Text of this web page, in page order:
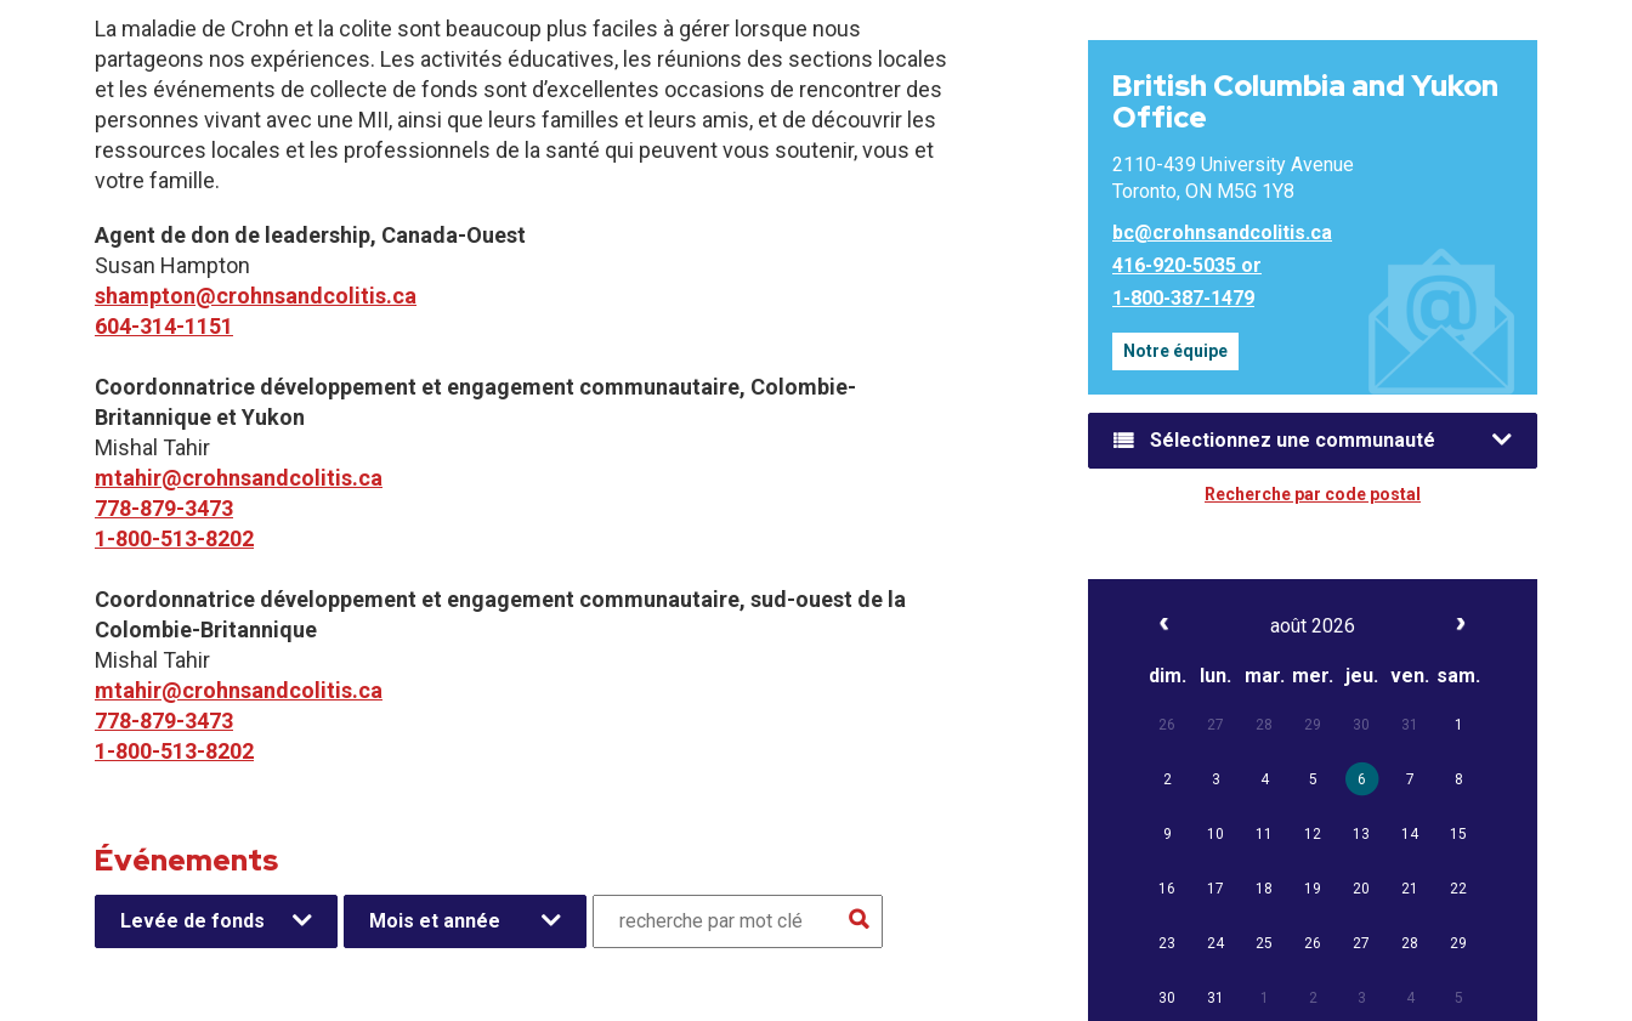
La maladie de Crohn et la colite sont beaucoup plus faciles à gérer lorsque nous
partageons nos expériences. Les activités éducatives, les réunions des sections locales
et les événements de collecte de fonds sont d’excellentes occasions de rencontrer des
personnes vivant avec une MII, ainsi que leurs familles et leurs amis, et de découvrir les
ressources locales et les professionnels de la santé qui peuvent vous soutenir, vous et
votre famille.
Agent de don de leadership, Canada-Ouest
Susan Hampton
shampton@crohnsandcolitis.ca
604-314-1151
Coordonnatrice développement et engagement communautaire, Colombie-
Britannique et Yukon
Mishal Tahir
mtahir@crohnsandcolitis.ca
778-879-3473
1-800-513-8202
Coordonnatrice développement et engagement communautaire, sud-ouest de la
Colombie-Britannique
Mishal Tahir
mtahir@crohnsandcolitis.ca
778-879-3473
1-800-513-8202
Événements
Levée de fonds Mois et année
British Columbia and Yukon
Office
2110-439 University Avenue
Toronto, ON M5G 1Y8
bc@crohnsandcolitis.ca
416-920-5035 or
1-800-387-1479
Notre équipe
Sélectionnez une communauté
Recherche par code postal
août 2026
dim. lun. mar. mer. jeu. ven. sam.
26 27 28 29 30 31 1
2 3 4 5 6 7 8
9 10 11 12 13 14 15
16 17 18 19 20 21 22
23 24 25 26 27 28 29
30 31 1 2 3 4 5